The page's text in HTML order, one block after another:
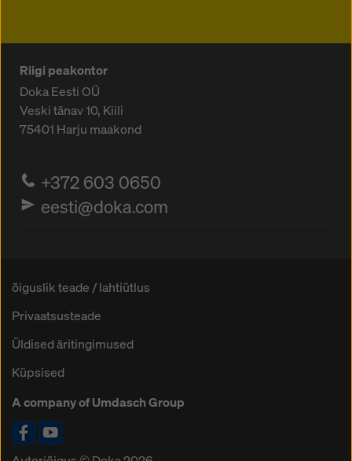
Riigi peakontor
Doka Eesti OÜ
Veski tänav 10, Kiili
75401 Harju maakond
+372 603 0650
eesti@doka.com
õiguslik teade / lahtiütlus
Privaatsusteade
Üldised äritingimused
Küpsised
A company of Umdasch Group
Ikoon Facebook
Ikoon YouTube